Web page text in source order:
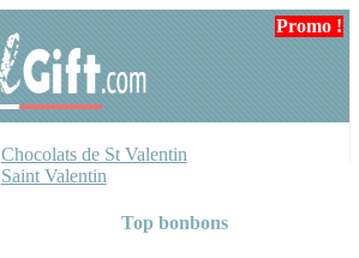
Chocolats de St Valentin
Saint Valentin
Top bonbons
Promo !
Promo !